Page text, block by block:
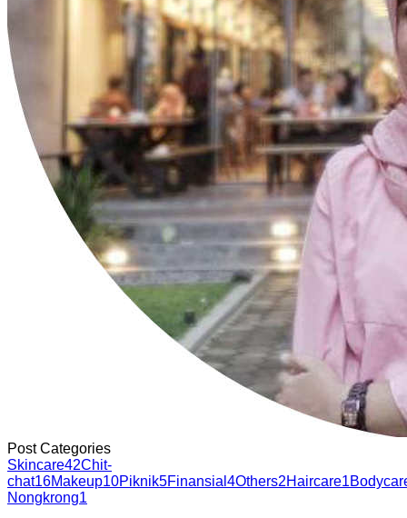
Post Categories
Skincare42Chit-
chat16Makeup10Piknik5Finansial 4Others2Haircare1
Nongkrong1